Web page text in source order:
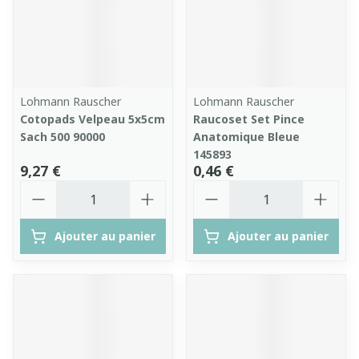
Lohmann Rauscher
Cotopads Velpeau 5x5cm
Sach 500 90000
9,27 €
Ajouter au panier
Lohmann Rauscher
Raucoset Set Pince
Anatomique Bleue
145893
0,46 €
Ajouter au panier